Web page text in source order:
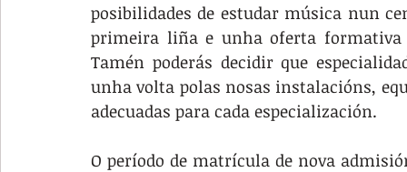
posibilidades de estudar música nun
primeira liña e unha oferta formativa
Tamén poderás decidir que
unha volta polas nosas instalacións,
adecuadas para cada especialización.
O período de matrícula de nova